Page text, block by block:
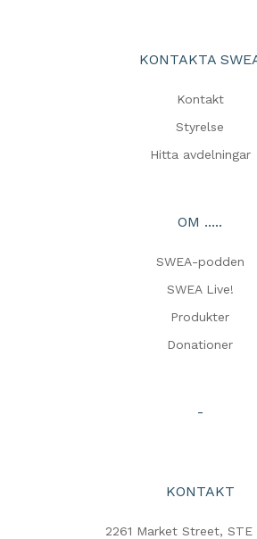
KONTAKTA
Kontakt
Styrelse
Hitta avdelningar
OM .....
SWEA-podden
SWEA Live!
Produkter
Donationer
-
KONTAKT
2261 Market Street, STE